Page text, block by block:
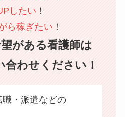
したい ！
ら稼ぎたい ！
がある看護師は
合わせください！
・派遣などの